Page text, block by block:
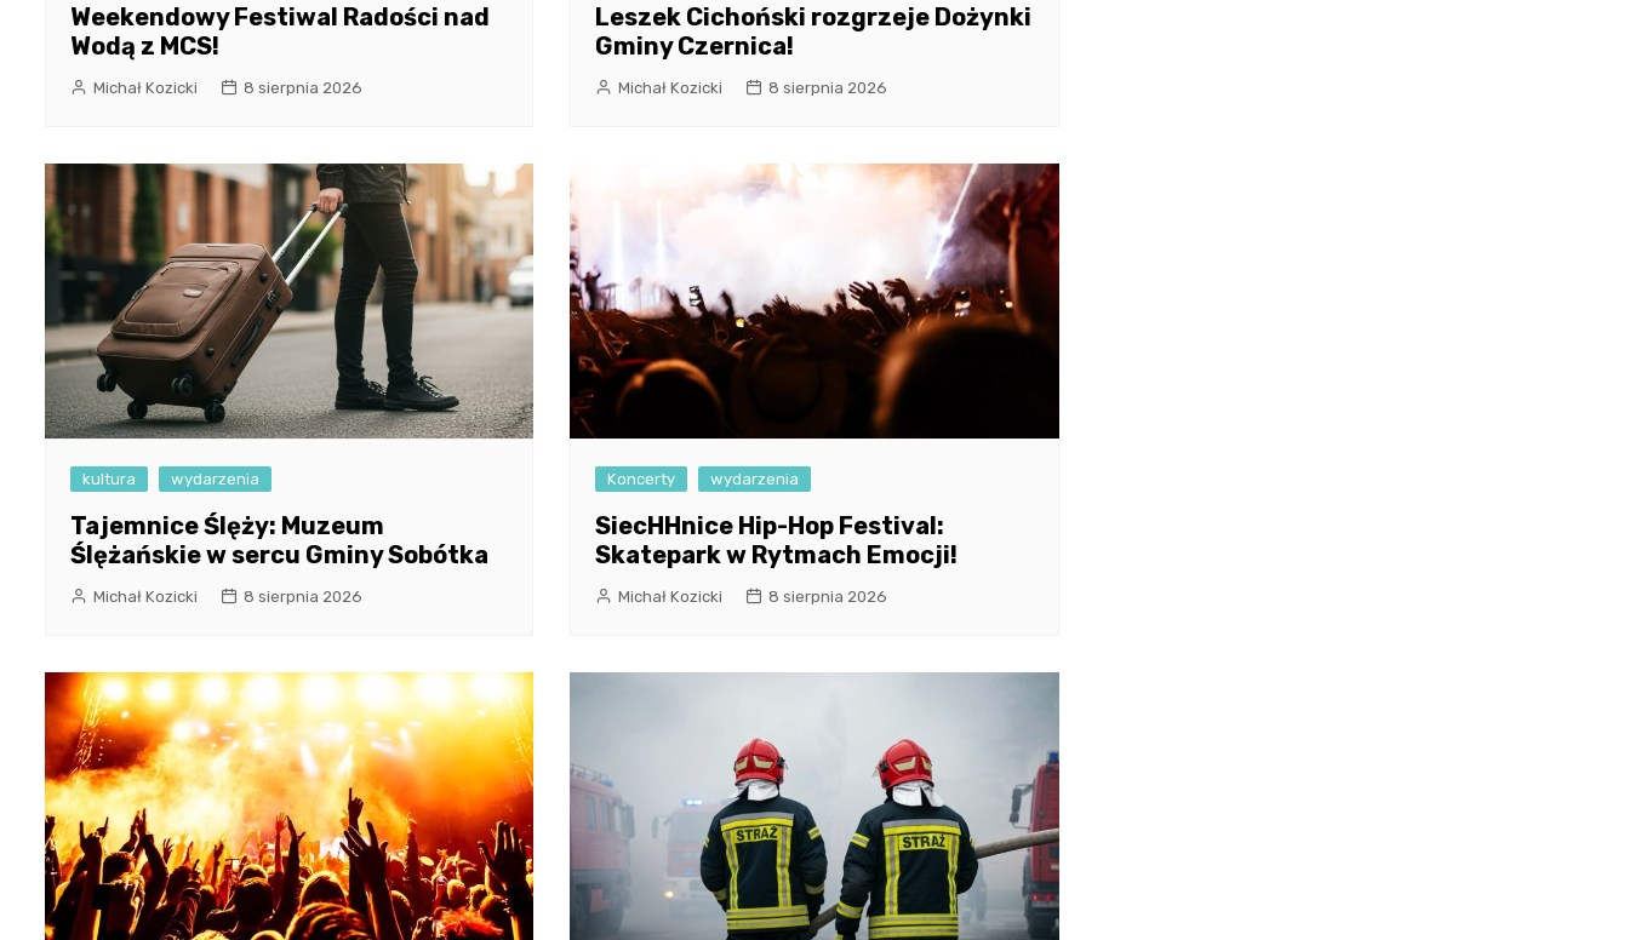
Weekendowy Festiwal Radości nad
Wodą z MCS!
Michał Kozicki 8 sierpnia 2026
Leszek Cichoński rozgrzeje Dożynki
Gminy Czernica!
Michał Kozicki 8 sierpnia 2026
kultura wydarzenia
Tajemnice Ślęży: Muzeum
Ślężańskie w sercu Gminy Sobótka
Michał Kozicki 8 sierpnia 2026
Koncerty wydarzenia
SiecHHnice Hip-Hop Festival:
Skatepark w Rytmach Emocji!
Michał Kozicki 8 sierpnia 2026